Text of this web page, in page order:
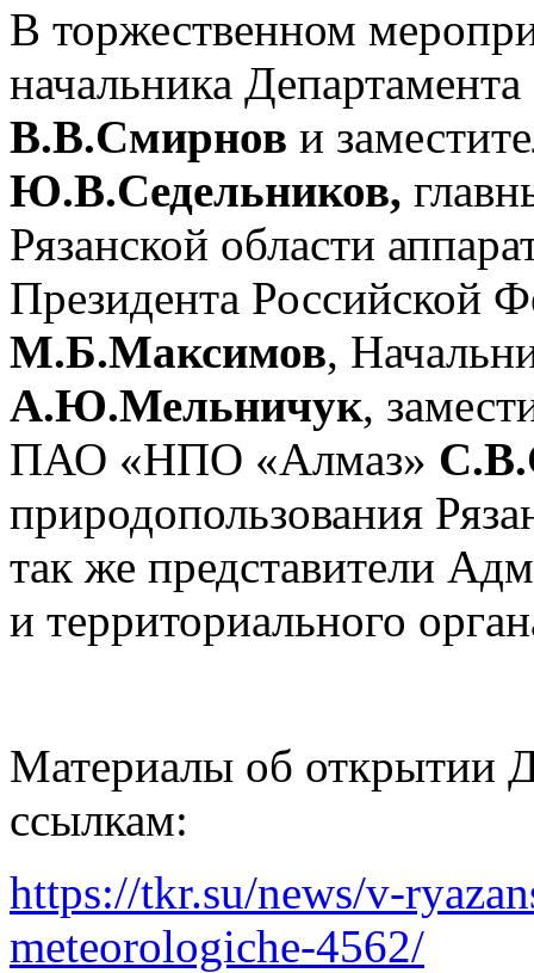
В торжественном
начальника
В.В.Смирнов и
Ю.В.Седельников,
Рязанской области
Президента Российской
М.Б.Максимов,
А.Ю.Мельничук,
ПАО «НПО «Алмаз»
природопользования
так же представители
и территориального
Материалы об открытии
ссылкам:
https://tkr.su/news/v-
meteorologiche-4562/